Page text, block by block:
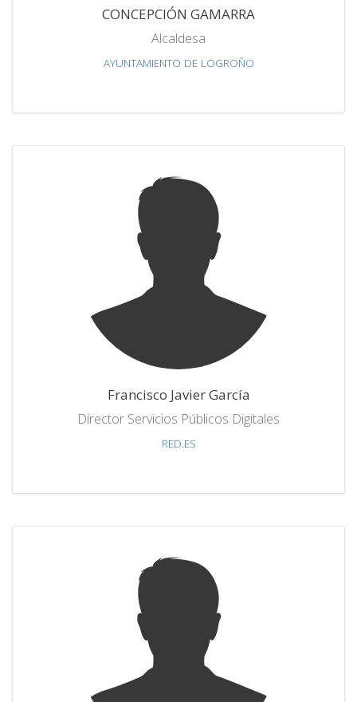
CONCEPCIÓN GAMARRA
Alcaldesa
AYUNTAMIENTO DE LOGROÑO
Francisco Javier García
Director Servicios Públicos Digitales
RED.ES